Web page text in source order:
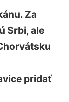
Za
Srbi, ale
pridať